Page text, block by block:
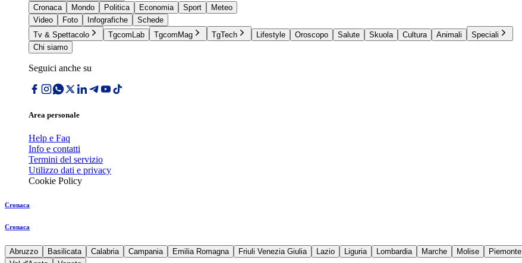
Cronaca
Mondo Politica Economia Sport
Meteo
Video
Foto Infografiche
Schede
Tv & Spettacolo
TgcomLab TgcomMag TgTech Lifestyle Oroscopo Salute Skuola Cultura Animali
Speciali
Chi siamo
Seguici anche su
Area personale
Help e Faq
Info e contatti
Termini del servizio
Utilizzo dati e privacy
Cookie Policy
Cronaca
Cronaca
Abruzzo Basilicata Calabria Campania Emilia Romagna Friuli Venezia Giulia Lazio Liguria Lombardia Marche Molise Piemonte